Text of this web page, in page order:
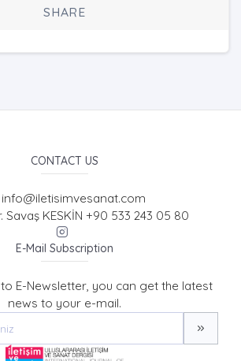
SHARE
CONTACT US
info@iletisimvesanat.com
Savaş KESKİN +90 533 243 05 80
E-Mail Subscription
E-Newsletter, you can get the latest
news to your e-mail.